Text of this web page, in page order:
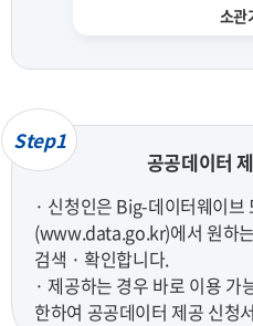
소관
Step1
공공데이터
· 신청인은 Big-데이터웨이브
(www.data.go.kr)에서 원하
검색 · 확인합니다.
· 제공하는 경우 바로 이용 가
한하여 공공데이터 제공 신청